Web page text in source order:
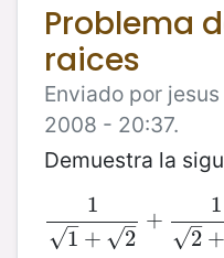
Problema
raices
Enviado por
2008 - 20:37.
Demuestra la
1
1
–
√ + 2
–
√
+
1
2
–
√ +
11+